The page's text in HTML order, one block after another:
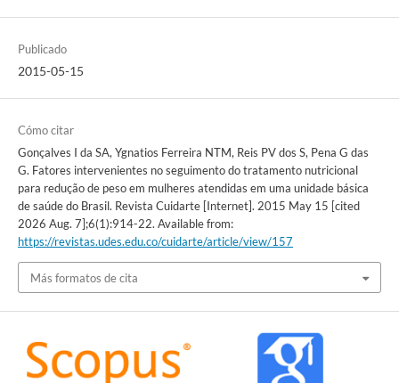
Publicado
2015-05-15
Cómo citar
Gonçalves I da SA, Ygnatios Ferreira NTM, Reis PV dos S, Pena G das
G. Fatores intervenientes no seguimento do tratamento nutricional
para redução de peso em mulheres atendidas em uma unidade básica
de saúde do Brasil. Revista Cuidarte [Internet]. 2015 May 15 [cited
2026 Aug. 7];6(1):914-22. Available from:
https://revistas.udes.edu.co/cuidarte/article/view/157
Más formatos de cita